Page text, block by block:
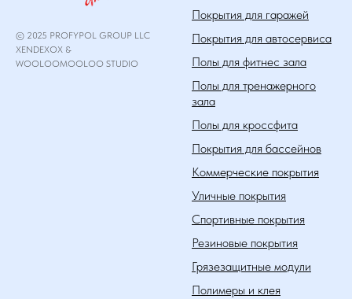
© 2025 PROFYPOL GROUP LLC
XENDEXOX &
WOOLOOMOOLOO STUDIO
Покрытия для гаражей
Покрытия для автосервиса
Полы для фитнес зала
Полы для тренажерного
зала
Полы для кроссфита
Покрытия для бассейнов
Коммерческие покрытия
Уличные покрытия
Спортивные покрытия
Резиновые покрытия
Грязезащитные модули
Полимеры и клея